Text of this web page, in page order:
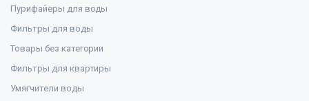
Пурифайеры для воды
Фильтры для воды
Товары без категории
Фильтры для квартиры
Умягчители воды